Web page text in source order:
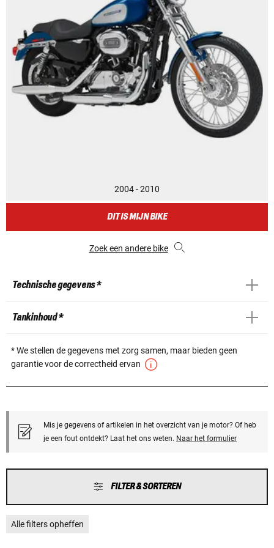
2004 - 2010
DIT IS MIJN BIKE
Zoek een andere bike
Technische gegevens *
Tankinhoud *
* We stellen de gegevens met zorg samen, maar bieden geen
garantie voor de correctheid ervan
Mis je gegevens of artikelen in het overzicht van je motor? Of heb
je een fout ontdekt? Laat het ons weten. Naar het formulier
FILTER & SORTEREN
Alle filters opheffen